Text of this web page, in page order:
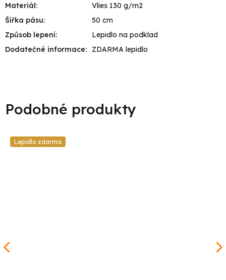
Materiál:
Vlies 130 g/m2
Šířka pásu:
50 cm
Způsob lepení:
Lepidlo na podklad
Dodatečné informace: ZDARMA lepidlo
Lepidlo zdarma